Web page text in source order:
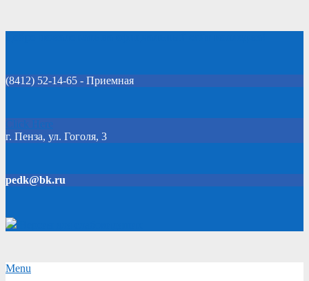
(8412) 52-14-65 - Приемная
Click Here
г. Пенза, ул. Гоголя, 3
pedk@bk.ru
Secondary
Menu